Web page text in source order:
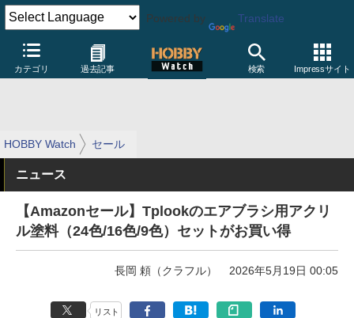
Powered by Translate
カテゴリ 過去記事 検索 Impressサイト
HOBBY Watch セール
ニュース
【Amazonセール】Tplookのエアブラシ用アクリ
ル塗料（24色/16色/9色）セットがお買い得
長岡 頼（クラフル） 2026年5月19日 00:05
リスト